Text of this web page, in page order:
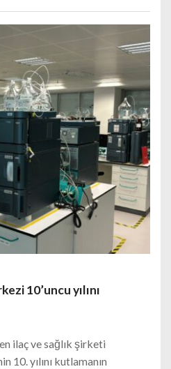
10’uncu yılını
ilaç ve sağlık şirketi
10. yılını kutlamanın